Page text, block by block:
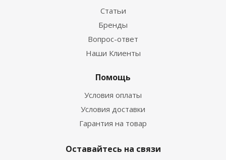
Статьи
Бренды
Вопрос-ответ
Наши Клиенты
Помощь
Условия оплаты
Условия доставки
Гарантия на товар
Оставайтесь на связи